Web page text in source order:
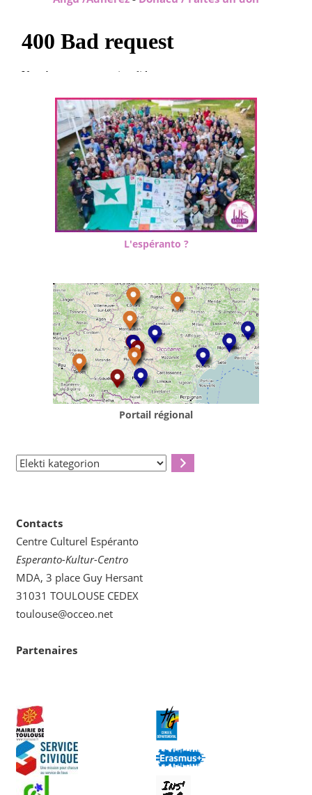
L'espéranto ?
Portail régional
Elekti
Contacts
Centre Culturel Espéranto
Esperanto-Kultur-Centro
MDA, 3 place Guy Hersant
31031 TOULOUSE CEDEX
toulouse@occeo.net
Partenaires